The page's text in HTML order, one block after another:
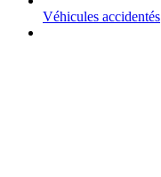
Véhicules accidentés